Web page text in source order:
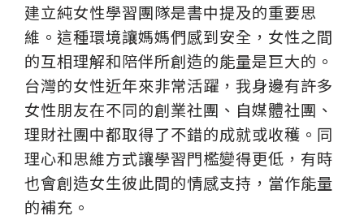
建立純女性學習團隊是書中提及的重要思
維。這種環境讓媽媽們感到安全，女性之間
的互相理解和陪伴所創造的能量是巨大的。
台灣的女性近年來非常活躍，我身邊有許多
女性朋友在不同的創業社團、自媒體社團、
理財社團中都取得了不錯的成就或收穫。同
理心和思維方式讓學習門檻變得更低，有時
也會創造女生彼此間的情感支持，當作能量
的補充。